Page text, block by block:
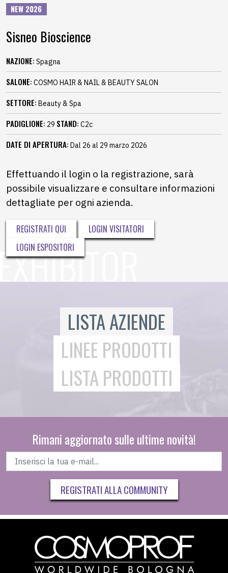
NEW 2026
Sisneo Bioscience
NAZIONE: Spagna
SALONE: COSMO HAIR & NAIL & BEAUTY SALON
SETTORE: Beauty & Spa
PADIGLIONE: 29 STAND: C2c
DATE DI APERTURA: Dal 26 al 29 marzo 2026
Effettuando il login o la registrazione, sarà
possibile visualizzare e consultare informazioni
dettagliate per ogni azienda.
REGISTRATI QUI
LOGIN VISITATORI
LOGIN ESPOSITORI
LISTA AZIENDE
LINEE PRODOTTI
LISTA PRODOTTI
Rimani aggiornato sulle ultime novità!
REGISTRATI ALLA COMMUNITY